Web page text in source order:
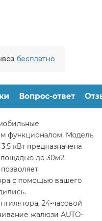
бесплатно
Вопрос-ответ
функционалом. Модель
кВт предназначена
до 30м2.
с помощью вашего
24-часовой
жалюзи AUTO-